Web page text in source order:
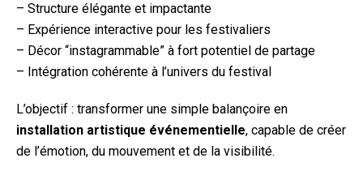
– Structure élégante et impactante
– Expérience interactive pour les festivaliers
– Décor “instagrammable” à fort potentiel de partage
– Intégration cohérente à l’univers du festival
L’objectif : transformer une simple balançoire en
installation artistique événementielle, capable de créer
de l’émotion, du mouvement et de la visibilité.